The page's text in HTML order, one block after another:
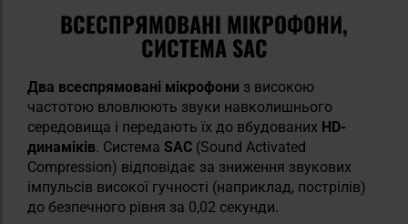
ВСЕСПРЯМОВАНІ МІКРОФОНИ,
СИСТЕМА SAC
Два всеспрямовані мікрофони з високою
частотою вловлюють звуки навколишнього
середовища і передають їх до вбудованих HD-
динаміків. Система SAC (Sound Activated
Compression) відповідає за зниження звукових
імпульсів високої гучності (наприклад, пострілів)
до безпечного рівня за 0,02 секунди.